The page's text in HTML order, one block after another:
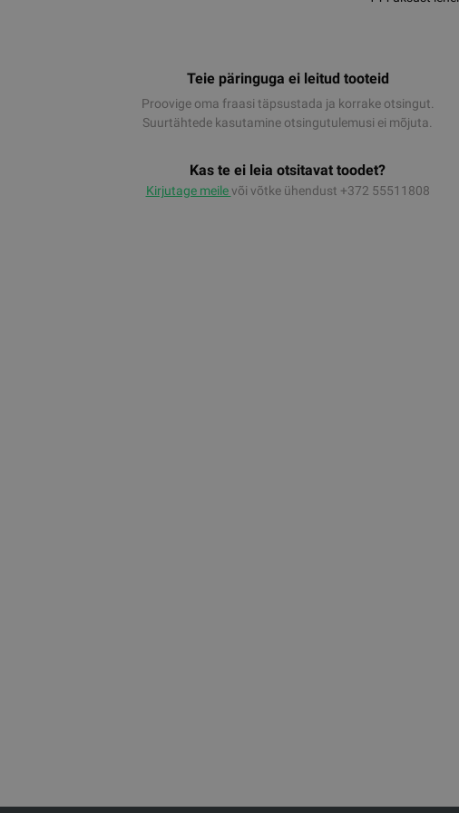
Teie päringuga ei leitud tooteid
Proovige oma fraasi täpsustada ja korrake otsingut.
Suurtähtede kasutamine otsingutulemusi ei mõjuta.
Kas te ei leia otsitavat toodet?
Kirjutage meilevõi võtke ühendust +372 55511808